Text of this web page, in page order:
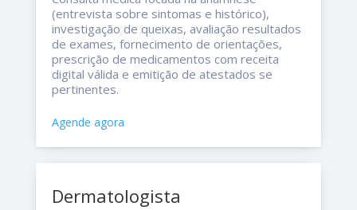
(entrevista sobre sintomas e histórico),
investigação de queixas, avaliação resultados
de exames, fornecimento de orientações,
prescrição de medicamentos com receita
digital válida e emitição de atestados se
pertinentes.
Agende agora
Dermatologista